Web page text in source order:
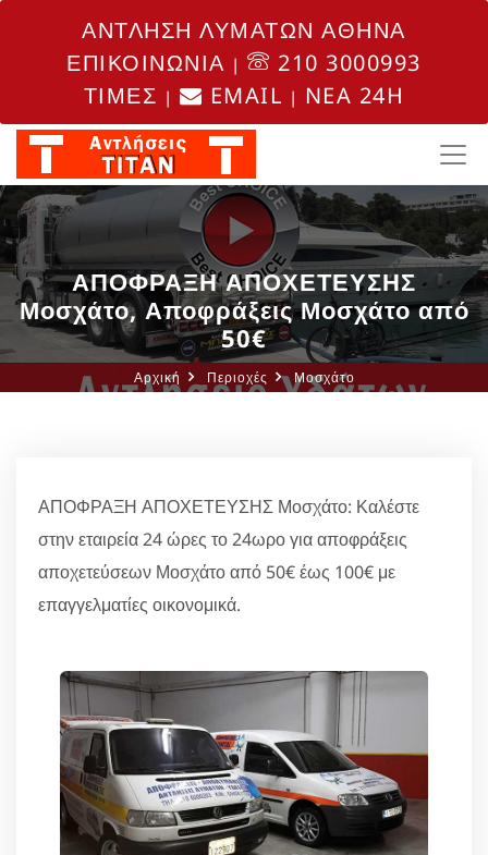
ΑΝΤΛΗΣΗ ΛΥΜΑΤΩΝ ΑΘΗΝΑ
ΕΠΙΚΟΙΝΩΝΙΑ |
210 3000993
ΤΙΜΕΣ | EMAIL | NEA 24H
ΑΠΟΦΡΑΞΗ ΑΠΟΧΕΤΕΥΣΗΣ
Μοσχάτο, Αποφράξεις Μοσχάτο από
50€
Αρχική Περιοχές Μοσχάτο
ΑΠΟΦΡΑΞΗ ΑΠΟΧΕΤΕΥΣΗΣ Μοσχάτο: Καλέστε
στην εταιρεία 24 ώρες το 24ωρο για αποφράξεις
αποχετεύσεων Μοσχάτο από 50€ έως 100€ με
επαγγελματίες οικονομικά.